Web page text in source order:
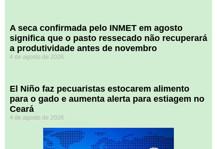
A seca confirmada pelo INMET em agosto
significa que o pasto ressecado não recuperará
a produtividade antes de novembro
4 de agosto de 2026
El Niño faz pecuaristas estocarem alimento
para o gado e aumenta alerta para estiagem no
Ceará
4 de agosto de 2026